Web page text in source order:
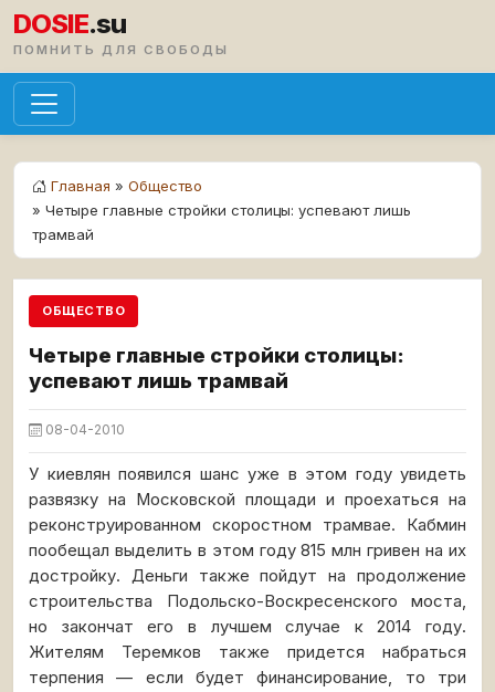
DOSIE.su
ПОМНИТЬ ДЛЯ СВОБОДЫ
Главная » Общество
» Четыре главные стройки столицы: успевают лишь
трамвай
ОБЩЕСТВО
Четыре главные стройки столицы:
успевают лишь трамвай
08-04-2010
У киевлян появился шанс уже в этом году увидеть
развязку на Московской площади и проехаться на
реконструированном скоростном трамвае. Кабмин
пообещал выделить в этом году 815 млн гривен на их
достройку. Деньги также пойдут на продолжение
строительства Подольско-Воскресенского моста,
но закончат его в лучшем случае к 2014 году.
Жителям Теремков также придется набраться
терпения — если будет финансирование, то три